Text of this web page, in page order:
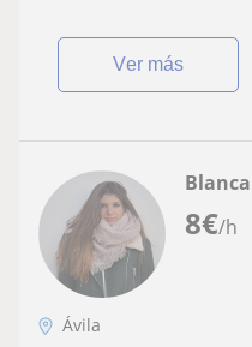
ver más
8€/h
Blanca
Ávila